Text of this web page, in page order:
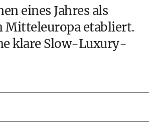
eines Jahres als
etabliert.
klare Slow-Luxury-